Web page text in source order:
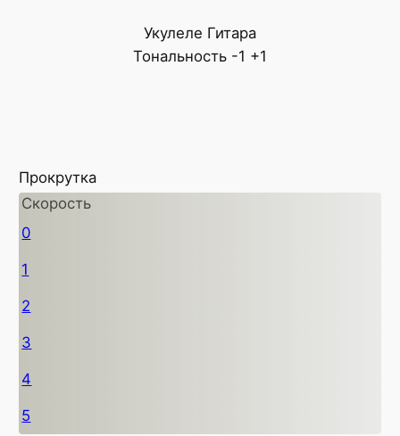
Укулеле Гитара
Тональность -1 +1
Прокрутка
Скорость
0
1
2
3
4
5